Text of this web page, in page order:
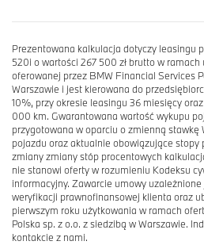
Prezentowana kalkulacja dotyczy leasingu
520i o wartości 267 500 zł brutto w ramach
oferowanej przez BMW Financial Services
Warszawie i jest kierowana do
10%, przy okresie leasingu 36 miesięcy
000 km. Gwarantowana wartość wykupu
przygotowana w oparciu o zmienną stawkę
pojazdu oraz aktualnie obowiązujące stopy
zmiany zmiany stóp procentowych
nie stanowi oferty w rozumieniu Kodeksu
informacyjny. Zawarcie umowy
weryfikacji prawnofinansowej klienta oraz
pierwszym roku użytkowania w ramach
Polska sp. z o.o. z siedzibą w Warszawie.
kontakcie z nami.